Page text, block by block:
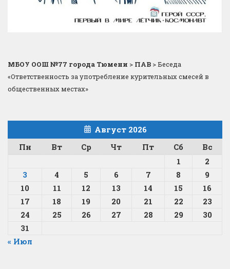
МБОУ ООШ №77 города Тюмени > ПАВ >Беседа
«Ответственность за употребление курительных смесей в
общественных местах»
Август 2026
Пн
Вт Ср Чт Пт Сб
Вс
1
2
3
4 5 6 7 8
9
10
11 12 13 14 15
16
17
18 19 20 21 22
23
24
25 26 27 28 29
30
31
« Июл